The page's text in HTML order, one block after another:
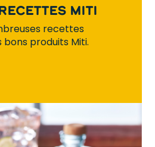
Miti
recettes
produits Miti.